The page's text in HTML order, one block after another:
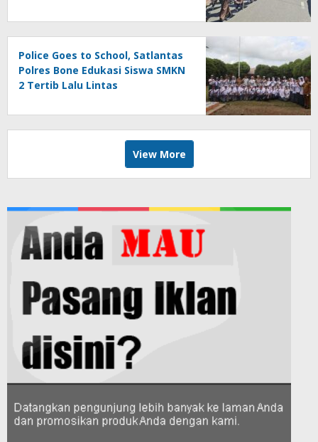
Police Goes to School, Satlantas
Polres Bone Edukasi Siswa SMKN
2 Tertib Lalu Lintas
View More